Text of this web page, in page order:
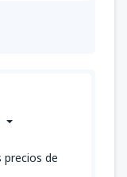
precios de